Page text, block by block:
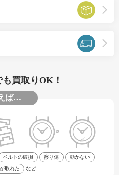
買取りOK！
ば…
ベルトの破損 擦り傷 動かない
取れた など